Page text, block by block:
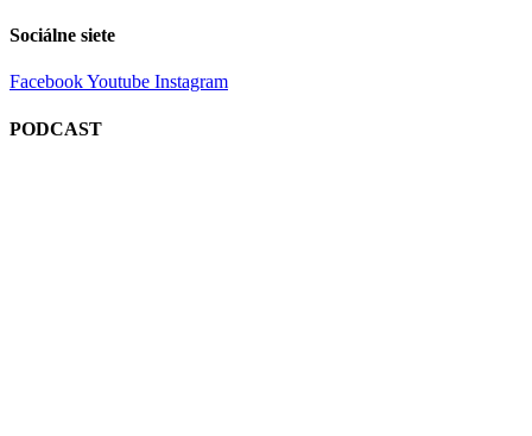
Sociálne siete
FacebookYoutube Instagram
PODCAST